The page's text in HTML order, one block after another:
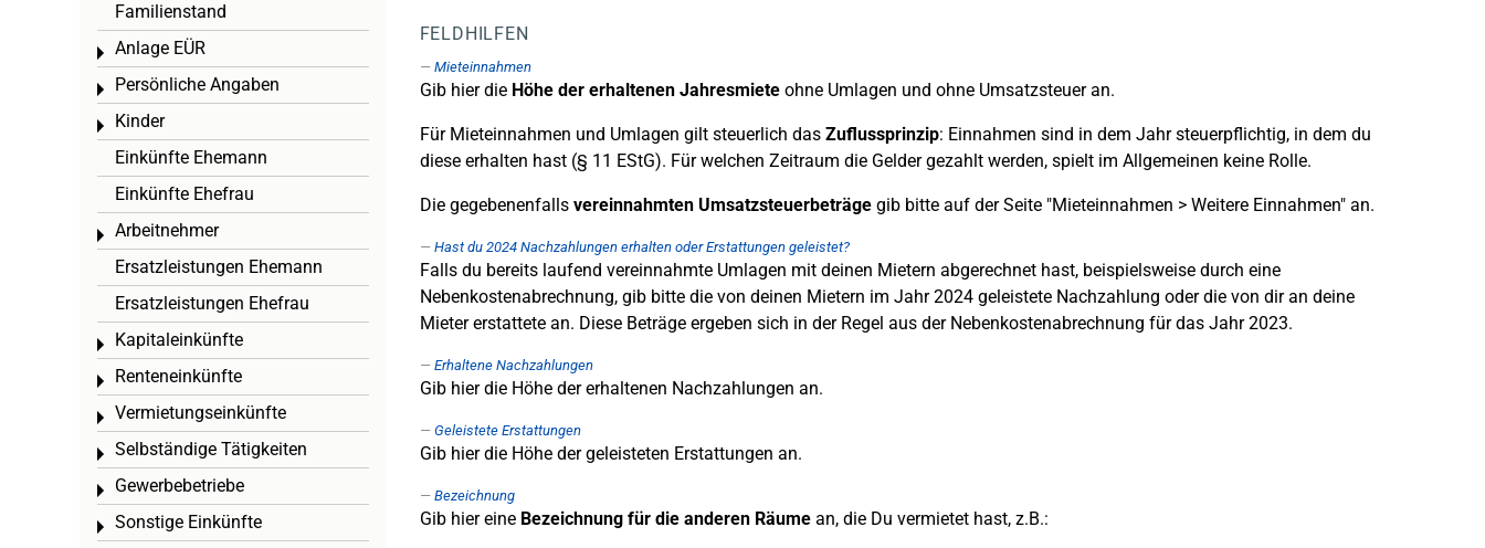
FELDHILFEN
Mieteinnahmen
Gib hier die Höhe der erhaltenen Jahresmieteohne Umlagen und ohne Umsatzsteuer an.
Für Mieteinnahmen und Umlagen gilt steuerlich das Zuflussprinzip: Einnahmen sind in dem Jahr steuerpflichtig, in dem du
diese erhalten hast (§ 11 EStG). Für welchen Zeitraum die Gelder gezahlt werden, spielt im Allgemeinen keine Rolle.
Die gegebenenfalls vereinnahmten Umsatzsteuerbeträgegib bitte auf der Seite "Mieteinnahmen > Weitere Einnahmen" an.
Hast du 2024 Nachzahlungen erhalten oder Erstattungen geleistet?
Falls du bereits laufend vereinnahmte Umlagen mit deinen Mietern abgerechnet hast, beispielsweise durch eine
Nebenkostenabrechnung, gib bitte die von deinen Mietern im Jahr 2024 geleistete Nachzahlung oder die von dir an deine
Mieter erstattete an. Diese Beträge ergeben sich in der Regel aus der Nebenkostenabrechnung für das Jahr 2023.
Erhaltene Nachzahlungen
Gib hier die Höhe der erhaltenen Nachzahlungen an.
Geleistete Erstattungen
Gib hier die Höhe der geleisteten Erstattungen an.
Bezeichnung
Gib hier eineBezeichnung für die anderen Räumean, die Du vermietet hast, z.B.:
Familienstand
Anlage EÜR
Toggle menu
Persönliche Angaben
Toggle menu
Kinder
Toggle menu
Einkünfte Ehemann
Einkünfte Ehefrau
Arbeitnehmer
Toggle menu
Ersatzleistungen Ehemann
Ersatzleistungen Ehefrau
Kapitaleinkünfte
Toggle menu
Renteneinkünfte
Toggle menu
Vermietungseinkünfte
Toggle menu
Selbständige Tätigkeiten
Toggle menu
Gewerbebetriebe
Toggle menu
Sonstige Einkünfte
Toggle menu